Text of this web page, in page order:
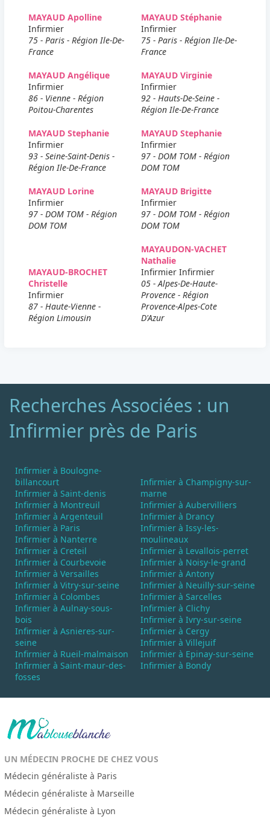
MAYAUD Apolline
Infirmier
75 - Paris - Région Ile-De-
France
MAYAUD Stéphanie
Infirmier
75 - Paris - Région Ile-De-
France
MAYAUD Angélique
Infirmier
86 - Vienne - Région
Poitou-Charentes
MAYAUD Virginie
Infirmier
92 - Hauts-De-Seine -
Région Ile-De-France
MAYAUD Stephanie
Infirmier
93 - Seine-Saint-Denis -
Région Ile-De-France
MAYAUD Stephanie
Infirmier
97 - DOM TOM - Région
DOM TOM
MAYAUD Lorine
Infirmier
97 - DOM TOM - Région
DOM TOM
MAYAUD Brigitte
Infirmier
97 - DOM TOM - Région
DOM TOM
MAYAUD-BROCHET
Christelle
Infirmier
87 - Haute-Vienne -
Région Limousin
MAYAUDON-VACHET
Nathalie
Infirmier Infirmier
05 - Alpes-De-Haute-
Provence - Région
Provence-Alpes-Cote
D'Azur
Recherches Associées : un
Infirmier près de Paris
Infirmier à Boulogne-
billancourt
Infirmier à Saint-denis
Infirmier à Montreuil
Infirmier à Argenteuil
Infirmier à Paris
Infirmier à Nanterre
Infirmier à Creteil
Infirmier à Courbevoie
Infirmier à Versailles
Infirmier à Vitry-sur-seine
Infirmier à Colombes
Infirmier à Aulnay-sous-
bois
Infirmier à Asnieres-sur-
seine
Infirmier à Rueil-malmaison
Infirmier à Saint-maur-des-
fosses
Infirmier à Champigny-sur-
marne
Infirmier à Aubervilliers
Infirmier à Drancy
Infirmier à Issy-les-
moulineaux
Infirmier à Levallois-perret
Infirmier à Noisy-le-grand
Infirmier à Antony
Infirmier à Neuilly-sur-seine
Infirmier à Sarcelles
Infirmier à Clichy
Infirmier à Ivry-sur-seine
Infirmier à Cergy
Infirmier à Villejuif
Infirmier à Epinay-sur-seine
Infirmier à Bondy
UN MÉDECIN PROCHE DE CHEZ VOUS
Médecin généraliste à Paris
Médecin généraliste à Marseille
Médecin généraliste à Lyon